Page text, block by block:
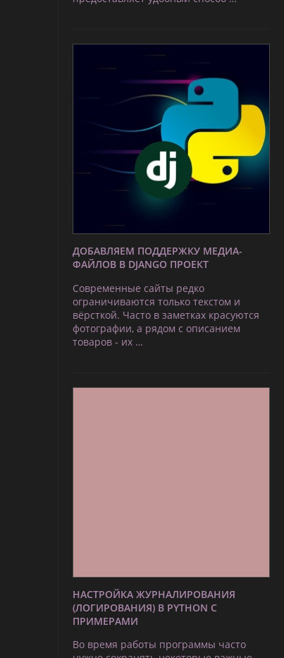
ДОБАВЛЯЕМ ПОДДЕРЖКУ МЕДИА-
ФАЙЛОВ В DJANGO ПРОЕКТ
Современные сайты редко
ограничиваются только текстом и
вёрсткой. Часто в заметках красуются
фотографии, а рядом с описанием
товаров - их …
НАСТРОЙКА ЖУРНАЛИРОВАНИЯ
(ЛОГИРОВАНИЯ) В PYTHON С
ПРИМЕРАМИ
Во время работы программы часто